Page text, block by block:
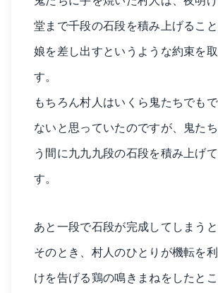
堂まで千段の石段を積み上げるこ
娘を差し出すというような約束を
す。
もちろん村人はいくら鬼たちでも
ないと思っていたのですが、鬼た
う間に九九九段の石段を積み上げ
す。
あと一段で石段が完成してしまう
そのとき、村人のひとりが機転を
けを告げる鶏の鳴きまねをしたと